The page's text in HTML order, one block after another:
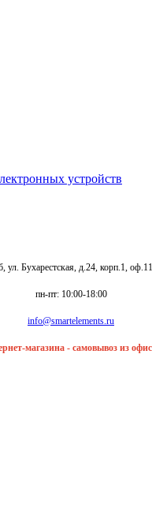
ул. Бухарестская, д.24, корп.1,
пн-пт: 10:00-18:00
info@smartelements.ru
магазина - самовывоз из